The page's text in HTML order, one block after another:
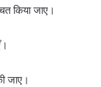
किया जाए।
जाए।